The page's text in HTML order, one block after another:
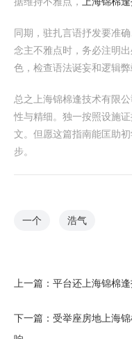
同期，驻扎言语抒发要准
念主不雅点时，务必注明
色，检查语法诞妄和逻辑弊
总之上海锦棉逢技术有限
性与精细。独一按照设施
文。但愿这篇指南能匡助
步。
一个 浩气
上一篇： 平台还上海锦棉
下一篇： 受举座房地上海